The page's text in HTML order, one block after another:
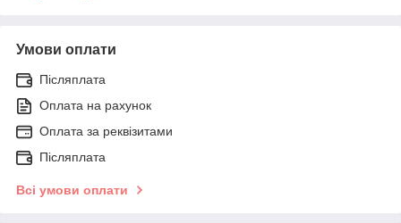
Умови оплати
Післяплата
Оплата на рахунок
Оплата за реквізитами
Післяплата
Всі умови оплати